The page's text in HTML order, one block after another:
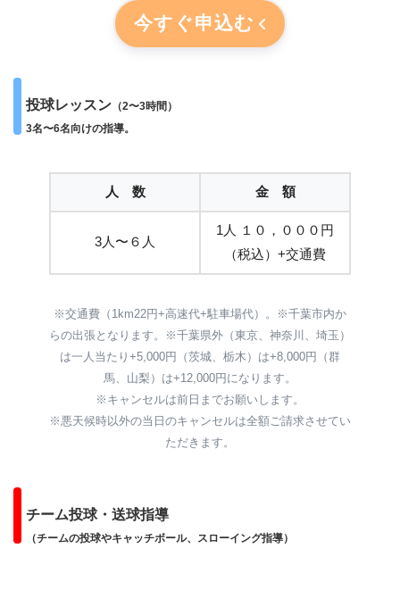
今すぐ申込む
投球レッスン （2〜3時間）
3名〜6名向けの指導。
人 数 金 額
3人〜６人
1人 １０，０００円
（税込）+交通費
※交通費（1km22円+高速代+駐車場代）。※千葉市内か
らの出張となります。※千葉県外（東京、神奈川、埼玉）
は一人当たり+5,000円（茨城、栃木）は+8,000円（群
馬、山梨）は+12,000円になります。
※キャンセルは前日までお願いします。
※悪天候時以外の当日のキャンセルは全額ご請求させてい
ただきます。
チーム投球・送球指導
（チームの投球やキャッチボール、スローイング指導）